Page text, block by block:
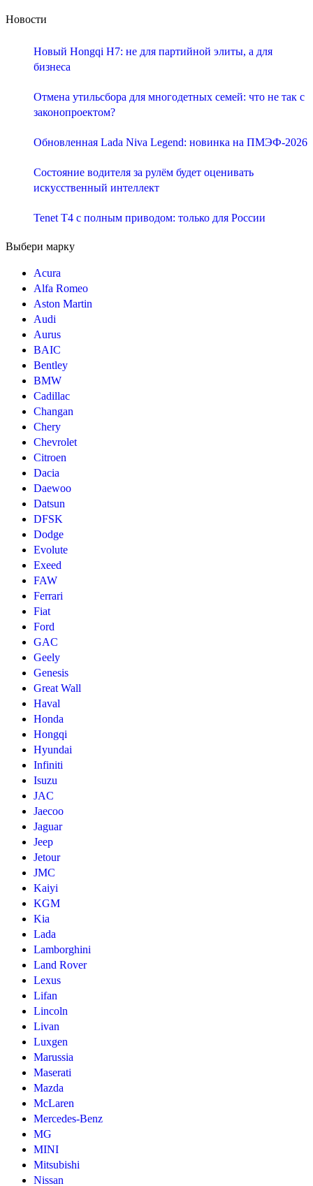
Новости
Новый Hongqi H7: не для партийной элиты, а для
бизнеса
Отмена утильсбора для многодетных семей: что не так с
законопроектом?
Обновленная Lada Niva Legend: новинка на ПМЭФ-2026
Состояние водителя за рулём будет оценивать
искусственный интеллект
Tenet T4 с полным приводом: только для России
Выбери марку
Acura
Alfa Romeo
Aston Martin
Audi
Aurus
BAIC
Bentley
BMW
Cadillac
Changan
Chery
Chevrolet
Citroen
Dacia
Daewoo
Datsun
DFSK
Dodge
Evolute
Exeed
FAW
Ferrari
Fiat
Ford
GAC
Geely
Genesis
Great Wall
Haval
Honda
Hongqi
Hyundai
Infiniti
Isuzu
JAC
Jaecoo
Jaguar
Jeep
Jetour
JMC
Kaiyi
KGM
Kia
Lada
Lamborghini
Land Rover
Lexus
Lifan
Lincoln
Livan
Luxgen
Marussia
Maserati
Mazda
McLaren
Mercedes-Benz
MG
MINI
Mitsubishi
Nissan